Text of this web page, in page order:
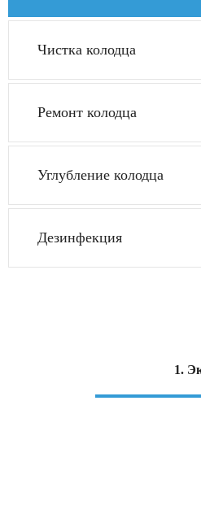
Чистка колодца
Ремонт колодца
Углубление колодца
Дезинфекция
1.